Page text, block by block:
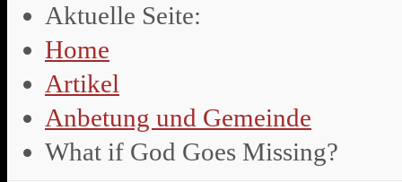
Aktuelle Seite:
Home
Artikel
Anbetung und Gemeinde
What if God Goes Missing?